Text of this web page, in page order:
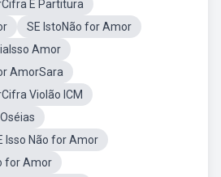
E Partitura
SE IstoNão for Amor
Amor
AmorSara
Violão ICM
Isso Não for Amor
for Amor